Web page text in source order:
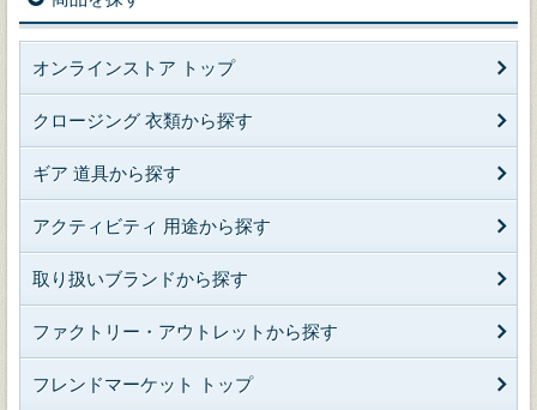
オンラインストア トップ
クロージング 衣類から探す
ギア 道具から探す
アクティビティ 用途から探す
取り扱いブランドから探す
ファクトリー・アウトレットから探す
フレンドマーケット トップ